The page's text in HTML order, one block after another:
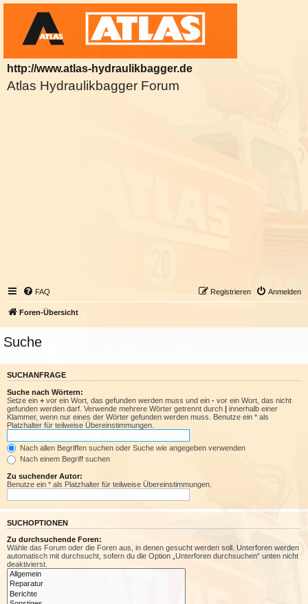
http://www.atlas-hydraulikbagger.de
Atlas Hydraulikbagger Forum
FAQ Anmelden
Registrieren
Foren-Übersicht
Suche
SUCHANFRAGE
Suche nach Wörtern:
Setze ein + vor ein Wort, das gefunden werden muss und ein - vor ein Wort, das nicht
gefunden werden darf. Verwende mehrere Wörter getrennt durch | innerhalb einer
Klammer, wenn nur eines der Wörter gefunden werden muss. Benutze ein * als
Platzhalter für teilweise Übereinstimmungen.
Nach allen Begriffen suchen oder Suche wie angegeben verwenden
Nach einem Begriff suchen
Zu suchender Autor:
Benutze ein * als Platzhalter für teilweise Übereinstimmungen.
SUCHOPTIONEN
Zu durchsuchende Foren:
Wähle das Forum oder die Foren aus, in denen gesucht werden soll. Unterforen werden
automatisch mit durchsucht, sofern du die Option „Unterforen durchsuchen“ unten nicht
deaktivierst.